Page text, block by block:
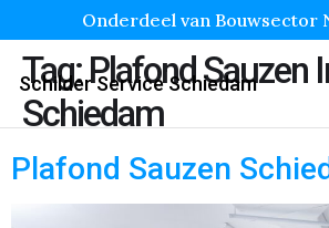
Onderdeel van Bouwsector
Schilder Service Schiedam
Tag:Plafond Sauzen
Schiedam
Plafond Sauzen